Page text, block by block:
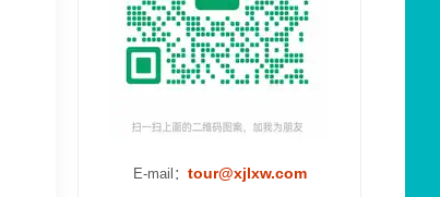
E-mail： tour@xjlxw.com